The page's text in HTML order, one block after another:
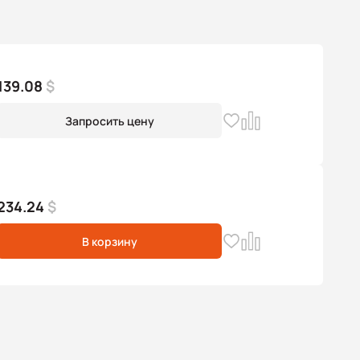
$
Запросить цену
$
В корзину